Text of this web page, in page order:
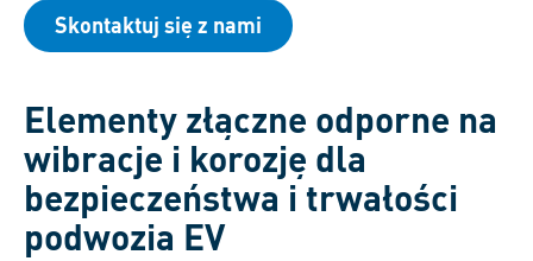
Skontaktuj się z nami
Elementy złączne odporne na
wibracje i korozję dla
bezpieczeństwa i trwałości
podwozia EV